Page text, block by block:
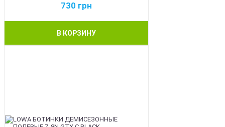
730 грн
В КОРЗИНУ